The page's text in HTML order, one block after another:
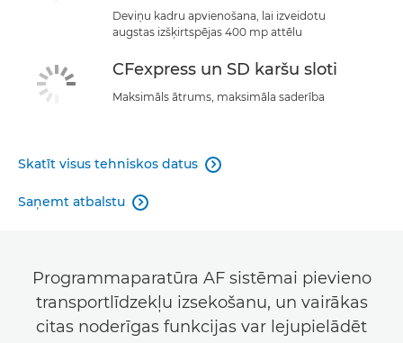
Deviņu kadru apvienošana, lai izveidotu
augstas izšķirtspējas 400 mp attēlu
CFexpress un SD karšu sloti
Maksimāls ātrums, maksimāla saderība
Skatīt visus tehniskos datus 
Saņemt atbalstu 
Programmaparatūra AF sistēmai pievieno
transportlīdzekļu izsekošanu, un vairākas
citas noderīgas funkcijas var lejupielādēt